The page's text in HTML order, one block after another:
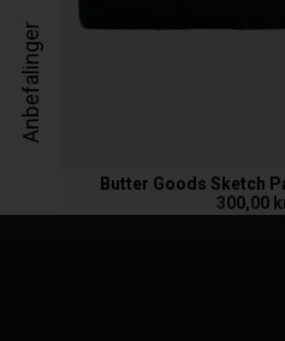
Anbefalinger
Butter Goods Sketch
300,00